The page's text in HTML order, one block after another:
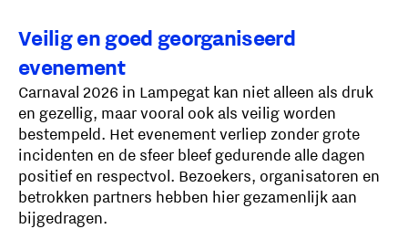
Veilig en goed georganiseerd
evenement
Carnaval 2026 in Lampegat kan niet alleen als druk
en gezellig, maar vooral ook als veilig worden
bestempeld. Het evenement verliep zonder grote
incidenten en de sfeer bleef gedurende alle dagen
positief en respectvol. Bezoekers, organisatoren en
betrokken partners hebben hier gezamenlijk aan
bijgedragen.